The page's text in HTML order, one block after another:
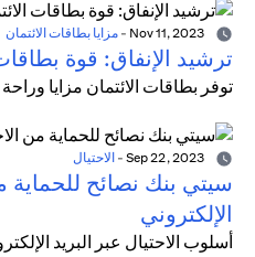
- مزايا بطاقات الائتمان
ترشيد الإنفاق: قوة
توفر بطاقات الائتمان مزايا
- الاحتيال
سيتي بنك نصائح للحماية
الإلكتروني
أسلوب الاحتيال عبر البريد